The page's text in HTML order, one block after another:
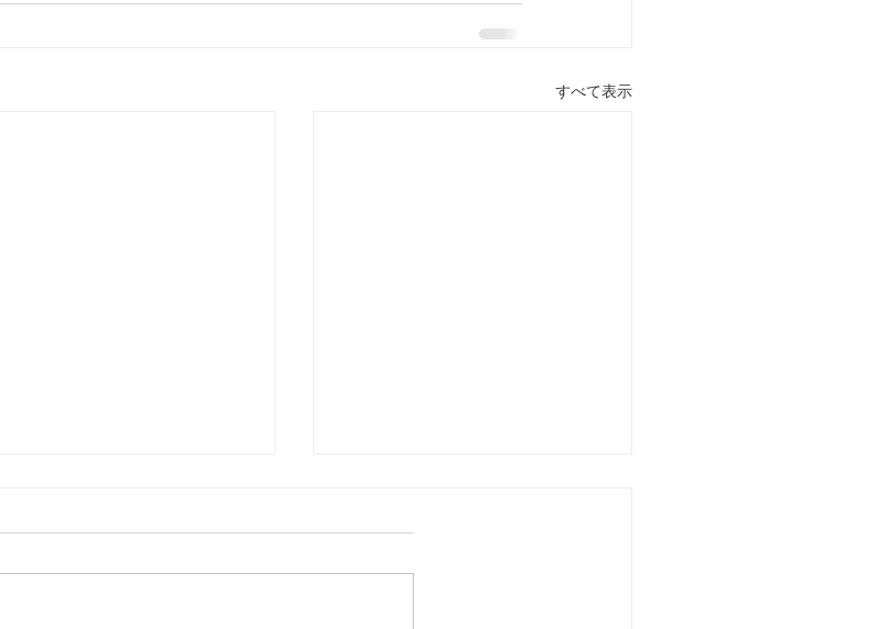
すべて表示